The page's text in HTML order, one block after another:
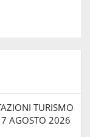
TURISMO
7 AGOSTO 2026